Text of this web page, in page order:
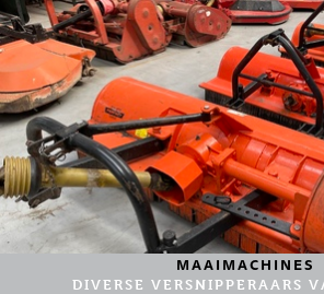
MAAIMACHINES
DIVERSE VERSNIPPERAARS